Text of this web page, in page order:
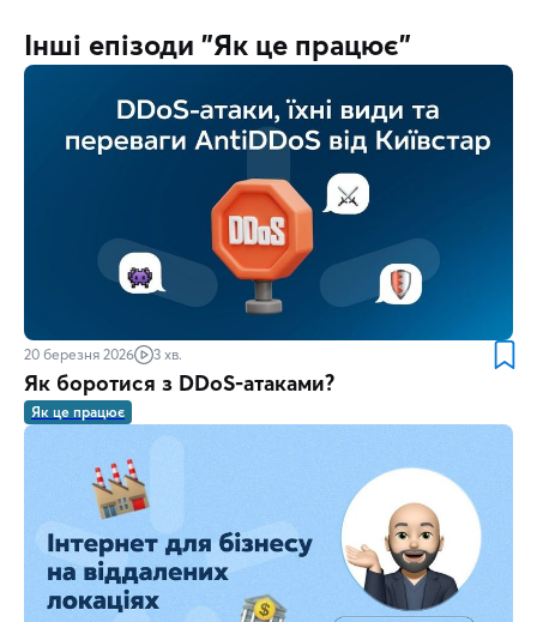
Інші епізоди "Як це працює"
20 березня 2026 3 хв.
Як боротися з DDoS-атаками?
Як це працює